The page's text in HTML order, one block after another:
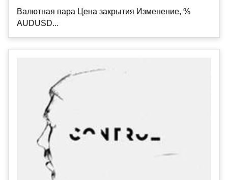
Валютная пара Цена закрытия Изменение, %
AUDUSD...